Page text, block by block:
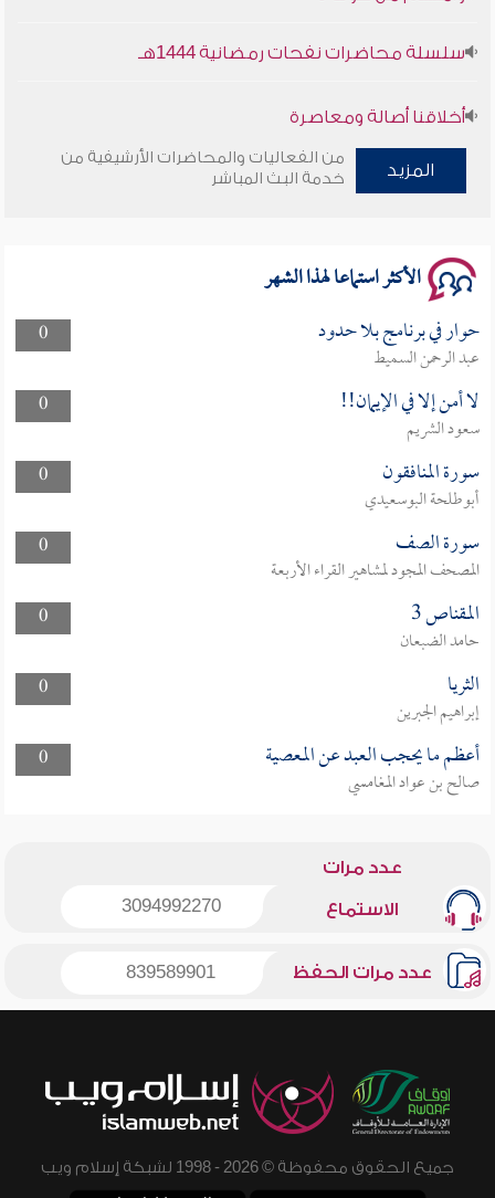
سلسلة محاضرات نفحات رمضانية 1444هـ
أخلاقنا أصالة ومعاصرة
وأمنهم من خوف 9
المزيد
من الفعاليات والمحاضرات الأرشيفية من
خدمة البث المباشر
الأكثر استماعا لهذا الشهر
0 حوار في برنامج بلا حدود
عبد الرحمن السميط
0
لا أمن إلا في الإيمان!!
سعود الشريم
0
سورة المنافقون
أبوطلحة البوسعيدي
0
سورة الصف
المصحف المجود لمشاهير القراء الأربعة
0
المقناص 3
حامد الضبعان
0
الثريا
إبراهيم الجبرين
0
أعظم ما يحجب العبد عن المعصية
صالح بن عواد المغامسي
عدد مرات
الاستماع 3094992270
عدد مرات الحفظ 839589901
جميع الحقوق محفوظة © 2026 - 1998 لشبكة إسلام ويب